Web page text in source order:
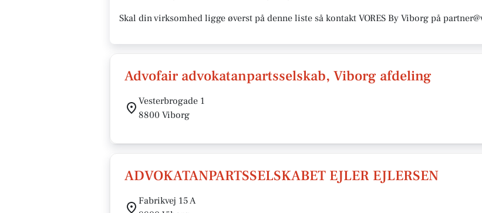
Skal din virksomhed ligge øverst på denne liste så kontakt VORES By Viborg på
Advofair advokatanpartsselskab, Viborg afdeling
Vesterbrogade 1
8800 Viborg
ADVOKATANPARTSSELSKABET EJLER EJLERSEN
Fabrikvej 15 A